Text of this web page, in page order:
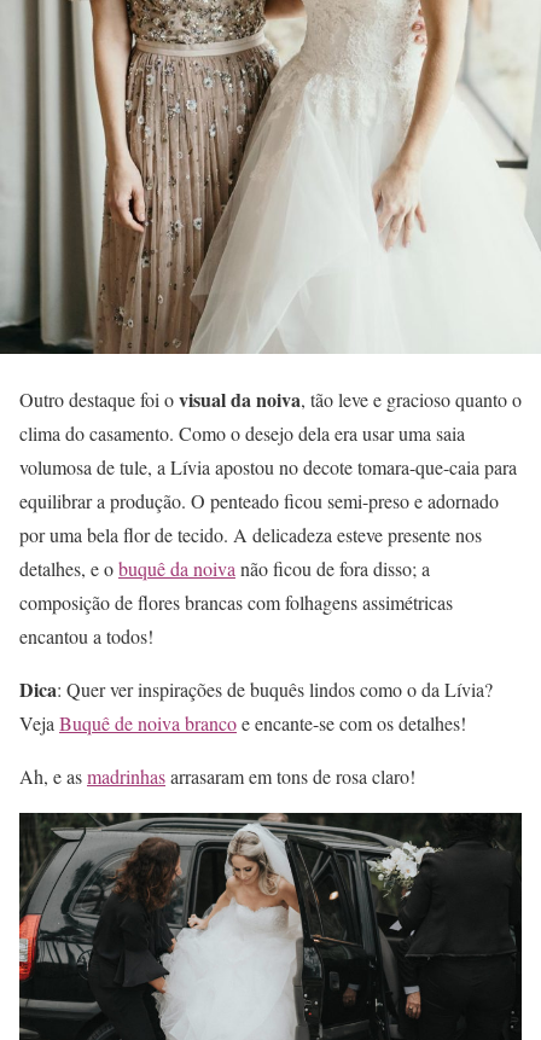
Outro destaque foi ovisual da noiva, tão leve e gracioso quanto o
clima do casamento. Como o desejo dela era usar uma saia
volumosa de tule, a Lívia apostou no decote tomara-que-caia para
equilibrar a produção. O penteado ficou semi-preso e adornado
por uma bela flor de tecido. A delicadeza esteve presente nos
detalhes, e obuquê da noivanão ficou de fora disso; a
composição de flores brancas com folhagens assimétricas
encantou a todos!
Dica: Quer ver inspirações de buquês lindos como o da Lívia?
VejaBuquê de noiva brancoe encante-se com os detalhes!
Ah, e asmadrinhasarrasaram em tons de rosa claro!